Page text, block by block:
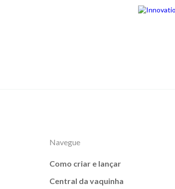
Navegue
Como criar e lançar
Central da vaquinha